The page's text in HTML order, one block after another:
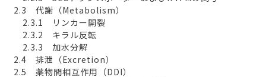
2.3 代謝（Metabolism）
2.3.1 リンカー開裂
2.3.2 キラル反転
2.3.3 加水分解
2.4 排泄（Excretion）
2.5 薬物間相互作用（DDI）